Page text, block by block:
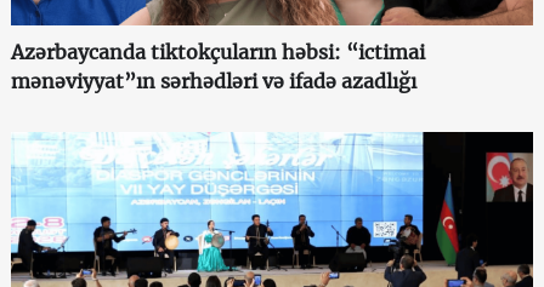
Azərbaycanda tiktokçuların həbsi: “ictimai
mənəviyyat”ın sərhədləri və ifadə azadlığı